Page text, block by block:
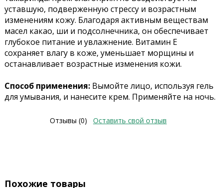
уставшую, подверженную стрессу и возрастным
изменениям кожу. Благодаря активным веществам
масел какао, ши и подсолнечника, он обеспечивает
глубокое питание и увлажнение. Витамин Е
сохраняет влагу в коже, уменьшает морщины и
останавливает возрастные изменения кожи.
Способ применения:Вымойте лицо, используя гель
для умывания, и нанесите крем. Применяйте на ночь.
Отзывы (0) Оставить свой отзыв
Похожие товары